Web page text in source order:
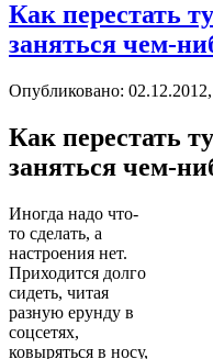
Как перестать
заняться чем-
Опубликовано:
Как перестать
заняться чем-
Иногда надо что-
то сделать, а
настроения нет.
Приходится долго
сидеть, читая
разную ерунду в
соцсетях,
ковыряться в носу,